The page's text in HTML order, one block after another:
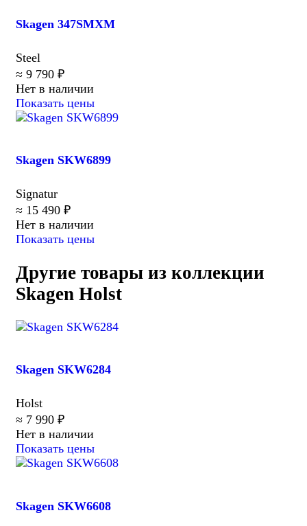
Skagen 347SMXM
Steel
≈ 9 790 ₽
Нет в наличии
Показать цены
Skagen SKW6899
Signatur
≈ 15 490 ₽
Нет в наличии
Показать цены
Другие товары из коллекции
Skagen Holst
Skagen SKW6284
Holst
≈ 7 990 ₽
Нет в наличии
Показать цены
Skagen SKW6608